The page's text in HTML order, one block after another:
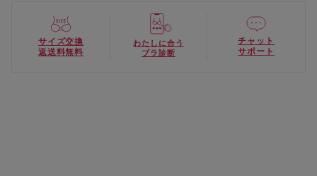
サイズ交換
返送料無料
わたしに合う
ブラ診断
チャット
サポート